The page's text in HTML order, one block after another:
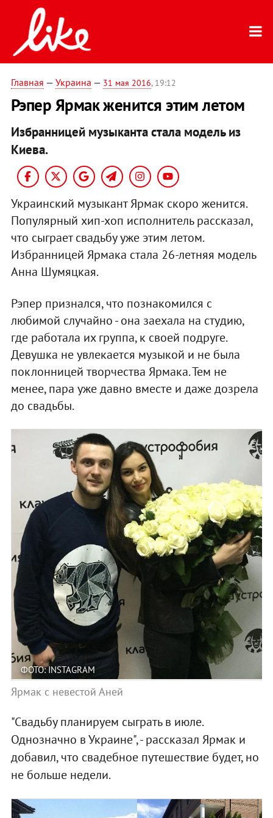
Главная — Украина — 31 мая 2016, 19:12
Рэпер Ярмак женится этим летом
Избранницей музыканта стала модель из
Киева.
Украинский музыкант Ярмак скоро женится.
Популярный хип-хоп исполнитель рассказал,
что сыграет свадьбу уже этим летом.
Избранницей Ярмака стала 26-летняя модель
Анна Шумяцкая.
Рэпер признался, что познакомился с
любимой случайно - она заехала на студию,
где работала их группа, к своей подруге.
Девушка не увлекается музыкой и не была
поклонницей творчества Ярмака. Тем не
менее, пара уже давно вместе и даже дозрела
до свадьбы.
ФОТО: INSTAGRAM
Ярмак с невестой Аней
"Свадьбу планируем сыграть в июле.
Однозначно в Украине", - рассказал Ярмак и
добавил, что свадебное путешествие будет, но
не больше недели.